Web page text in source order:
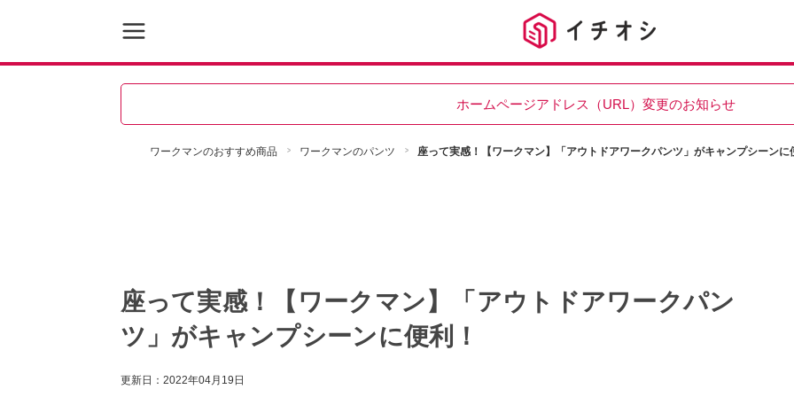
ホームページアドレス（URL）変更のお知らせ
ワークマンのおすすめ商品 ワークマンのパンツ 座って実感！【ワークマン】「アウトドアワークパンツ」がキャンプシーンに
座って実感！【ワークマン】「アウトドアワークパン
ツ」がキャンプシーンに便利！
更新日： 2022年04月19日